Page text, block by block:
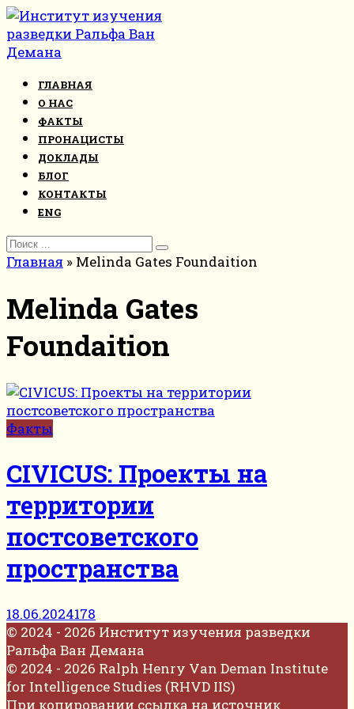
Перейти
к
контенту
ГЛАВНАЯ
О НАС
ФАКТЫ
ПРОНАЦИСТЫ
ДОКЛАДЫ
БЛОГ
КОНТАКТЫ
ENG
Search
for:
Главная » Melinda Gates Foundaition
Melinda Gates
Foundaition
Факты
CIVICUS: Проекты на
территории
постсоветского
пространства
18.06.2024178
© 2024 - 2026 Институт изучения разведки
Ральфа Ван Демана
© 2024 - 2026 Ralph Henry Van Deman Institute
for Intelligence Studies (RHVD IIS)
При копировании ссылка на источник